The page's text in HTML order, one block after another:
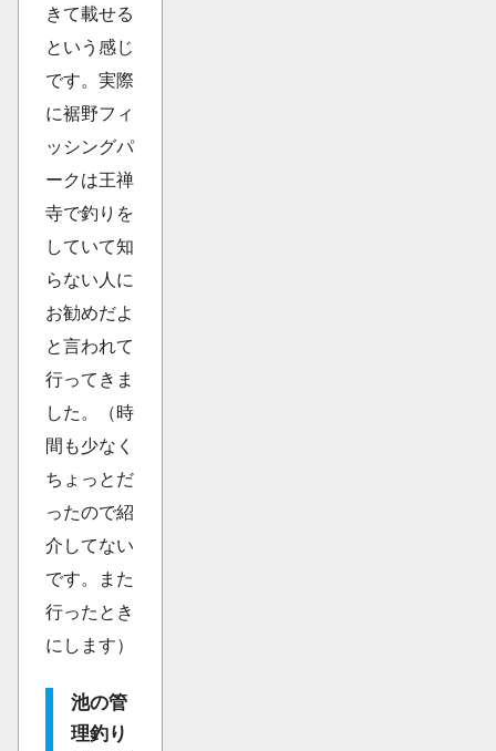
きて載せる
という感じ
です。実際
に裾野フィ
ッシングパ
ークは王禅
寺で釣りを
していて知
らない人に
お勧めだよ
と言われて
行ってきま
した。（時
間も少なく
ちょっとだ
ったので紹
介してない
です。また
行ったとき
にします）
池の管
理釣り